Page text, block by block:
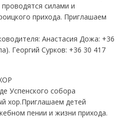
силами и
прихода. Приглашаем
Анастасия Дожа: +36
Георгий Сурков: +36 30 417
Успенского собора
хор.Приглашаем детей
пении и жизни прихода.